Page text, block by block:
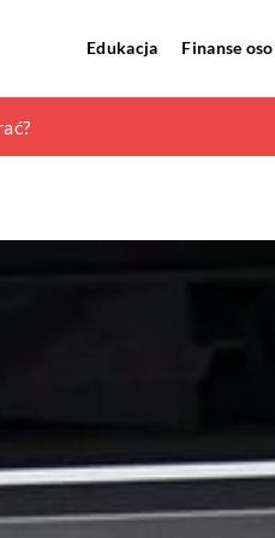
Edukacja Finanse
instalacji alarmowej w